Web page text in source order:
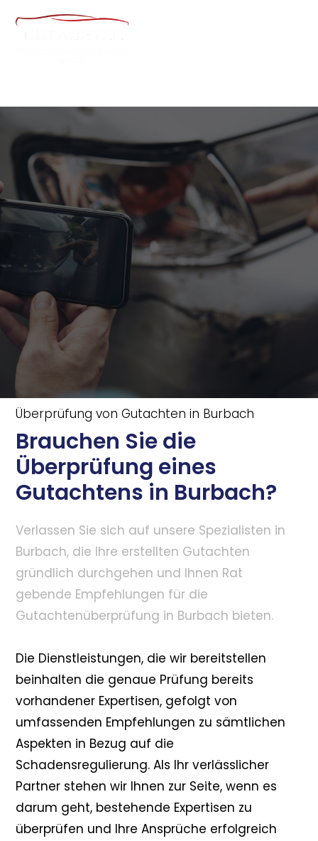
Überprüfung von Gutachten in Burbach
Brauchen Sie die
Überprüfung eines
Gutachtens in Burbach?
Verlassen Sie sich auf unsere Spezialisten in
Burbach, die Ihre erstellten Gutachten
gründlich durchgehen und Ihnen Rat
gebende Empfehlungen für die
Gutachtenüberprüfung in Burbach bieten.
Die Dienstleistungen, die wir bereitstellen
beinhalten die genaue Prüfung bereits
vorhandener Expertisen, gefolgt von
umfassenden Empfehlungen zu sämtlichen
Aspekten in Bezug auf die
Schadensregulierung. Als Ihr verlässlicher
Partner stehen wir Ihnen zur Seite, wenn es
darum geht, bestehende Expertisen zu
überprüfen und Ihre Ansprüche erfolgreich